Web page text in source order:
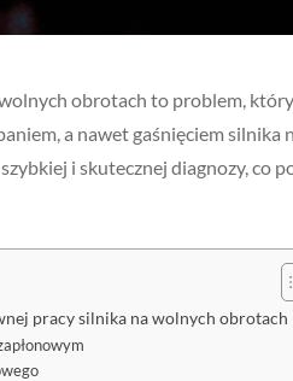
obrotach to problem,
a nawet gaśnięciem silnika
i skutecznej diagnozy, co
pracy silnika na wolnych obrotach